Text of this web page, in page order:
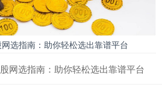
选指南：助你轻松选出靠谱平台
网选指南：助你轻松选出靠谱平台